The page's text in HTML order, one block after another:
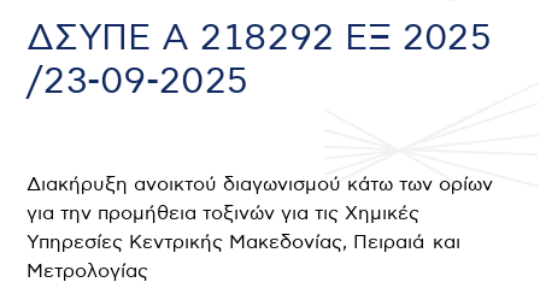
ΔΣΥΠΕ Α 218292 ΕΞ 2025
/23-09-2025
Διακήρυξη ανοικτού διαγωνισμού κάτω των ορίων
για την προμήθεια τοξινών για τις Χημικές
Υπηρεσίες Κεντρικής Μακεδονίας, Πειραιά και
Μετρολογίας